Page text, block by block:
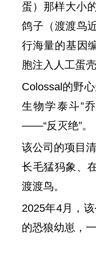
蛋）那样大小
鸽子（渡渡鸟
行海量的基因
胞注入人工蛋
Colossal的野
生物学泰斗”
——“反灭绝”。
该公司的项目
长毛猛犸象、
渡渡鸟。
2025年4月，
的恐狼幼崽，